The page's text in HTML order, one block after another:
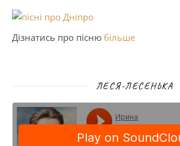
Дізнатись про пісню більше
ЛЕСЯ-ЛЕСЕНЬКА